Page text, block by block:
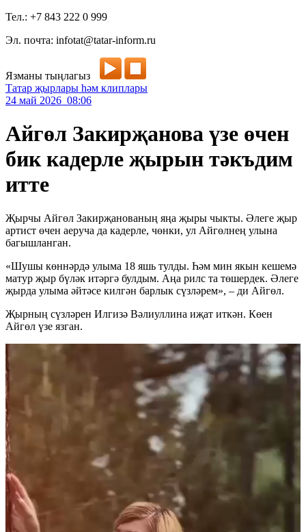
Тел.: +7 843 222 0 999
Эл. почта: infotat@tatar-inform.ru
Язманы тыңлагыз
Татар җырлары һәм клиплары
24 май 2026 08:06
Айгөл Закирҗанова үзе өчен
бик кадерле җырын тәкъдим
итте
Җырчы Айгөл Закирҗанованың яңа җыры чыкты. Әлеге җыр
артист өчен аеруча да кадерле, чөнки, ул Айгөлнең улына
багышланган.
«Шушы көннәрдә улыма 18 яшь тулды. Һәм мин якын кешемә
матур җыр бүләк итәргә булдым. Аңа рилс та төшердек. Әлеге
җырда улыма әйтәсе килгән барлык сүзләрем», – ди Айгөл.
Җырның сүзләрен Илгизә Вәлиуллина иҗат иткән. Көен
Айгөл үзе язган.